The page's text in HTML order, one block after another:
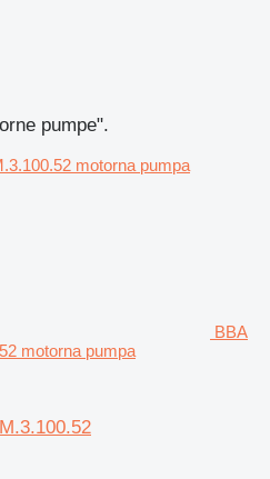
pumpe".
BBA
motorna pumpa